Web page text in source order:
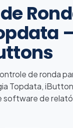
de ronda
Topdata,
software de